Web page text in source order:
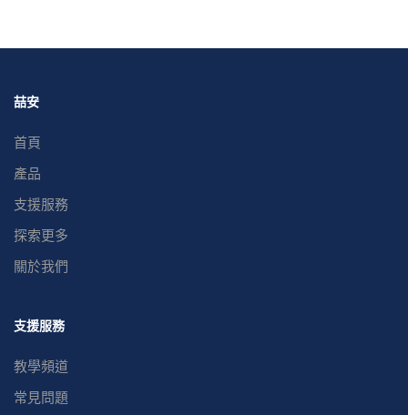
喆安
首頁
產品
支援服務
探索更多
關於我們
支援服務
教學頻道
常見問題